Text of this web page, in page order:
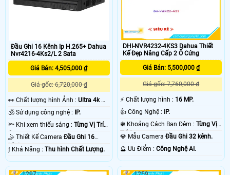
Đầu Ghi 16 Kênh Ip H.265+ Dahua
Nvr4216-4Ks2/L 2 Sata
Giá Bán: 4,505,000 ₫
Giá gốc: 6,720,000 ₫
️👀 Chất lượng hình Ảnh : Ultra 4k 👍🏾
🕉️ Sử dụng công nghệ : IP.
🔦 Khi xem thiếu sáng : Từng Vị Trí
Camera .
🤹 Thiết Kế Camera Đầu Ghi 16
kênh.
️ƒ Khả Năng : Thu hình Chất Lượng.
DHI-NVR4232-4KS3 Dahua Thiết
Kế Đẹp Nâng Cấp 2 Ổ Cứng
Giá Bán: 5,500,000 ₫
Giá gốc: 7,760,000 ₫
️⚡ Chất lượng hình : 16 MP.
👍 Công Nghệ :
IP.
❃ Khoảng Cách Ban Đêm :Từng Vị
Trí Camera .
💎 Mẫu CameraĐầu Ghi 32 kênh.
️🔮 Ưu Điểm :Công Nghệ AI.